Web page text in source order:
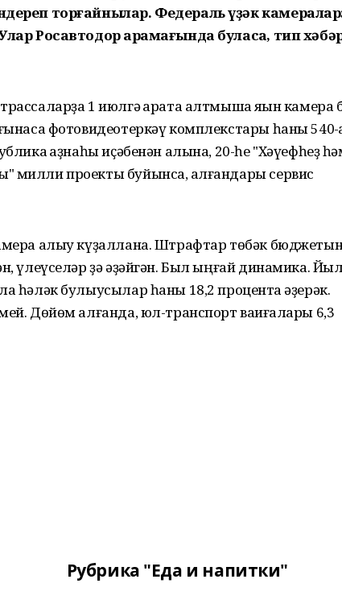
торғайнылар. Федераль үҙәк
Росавтодор ҡарамағында буласаҡ, тип
1 июлгә ҡарата алтмышҡа яҡын камера
фотовидеотеркәү комплекстары һаны 540-
ҡаҙнаһы иҫәбенән алына, 20-һе "Хәүефһеҙ
милли проекты буйынса, ҡалғандары сервис
алыу күҙаллана. Штрафтар төбәк
үлеүселәр ҙә әҙәйгән. Был ыңғай динамика.
булыусылар һаны 18,2 процентҡа әҙерәк.
Дөйөм алғанда, юл-транспорт ваҡиғалары 6,3
Рубрика "Еда и напитки"